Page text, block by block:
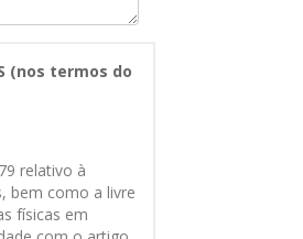
(nos termos do
relativo à
bem como a livre
físicas em